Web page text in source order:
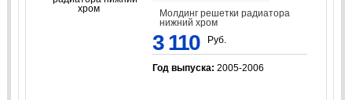
Молдинг решетки радиатора
нижний хром
3 110 Руб.
Год выпуска: 2005-2006